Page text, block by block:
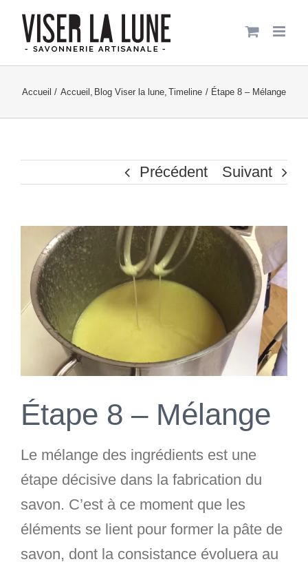
Passer
contenu
Accueil Accueil Blog Viser la lune Timeline Étape 8 – Mélange
Précédent Suivant
l'image
agrandie
Étape 8 – Mélange
Le mélange des ingrédients est une
étape décisive dans la fabrication du
savon. C’est à ce moment que les
éléments se lient pour former la pâte de
savon, dont la consistance évoluera au